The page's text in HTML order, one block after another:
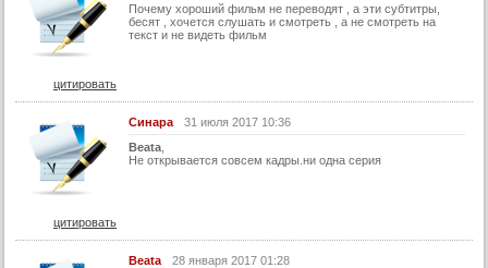
Почему хороший фильм не переводят , а эти субтитры,
бесят , хочется слушать и смотреть , а не смотреть на
текст и не видеть фильм
цитировать
Синара
31 июля 2017 10:36
Beata
Не открывается совсем кадры.ни одна серия
цитировать
Beata
28 января 2017 01:28